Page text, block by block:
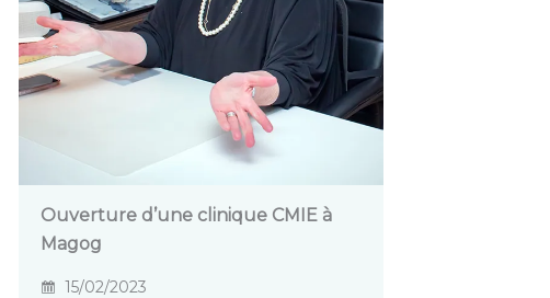
Ouverture d’une clinique CMIE à
Magog
15/02/2023